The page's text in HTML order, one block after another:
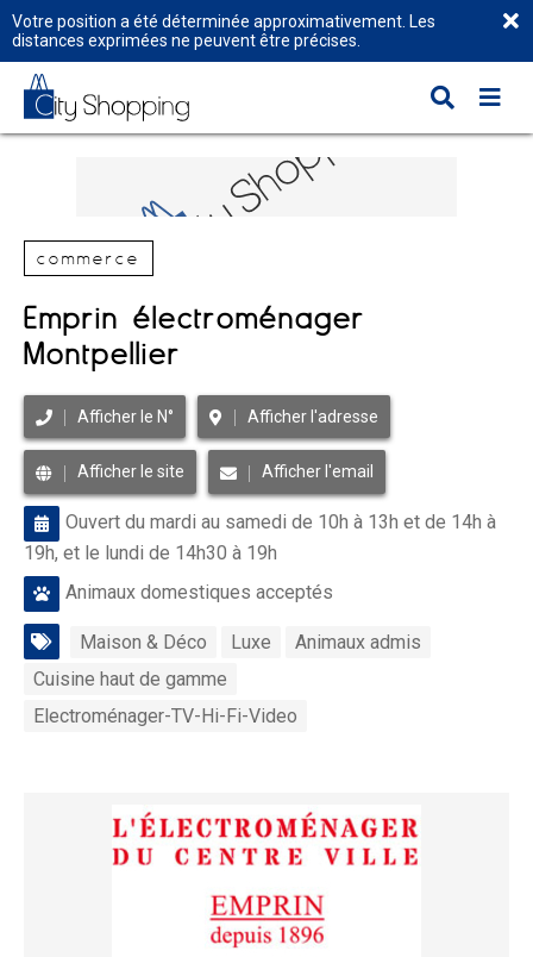
Votre position a été déterminée approximativement. Les
distances exprimées ne peuvent être précises.
commerce
Emprin électroménager
Montpellier
Afficher le N° Afficher l'adresse
Afficher le site Afficher l'email
Ouvert du mardi au samedi de 10h à 13h et de 14h à
19h, et le lundi de 14h30 à 19h
Animaux domestiques acceptés
Maison & Déco Luxe
Animaux admis
Cuisine haut de gamme
Electroménager-TV-Hi-Fi-Video